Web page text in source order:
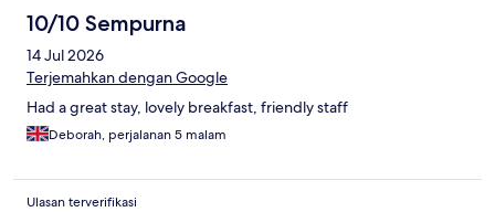
10/10 Sempurna
14 Jul 2026
Terjemahkan dengan Google
Had a great stay, lovely breakfast, friendly staff
Deborah, perjalanan 5 malam
Ulasan terverifikasi